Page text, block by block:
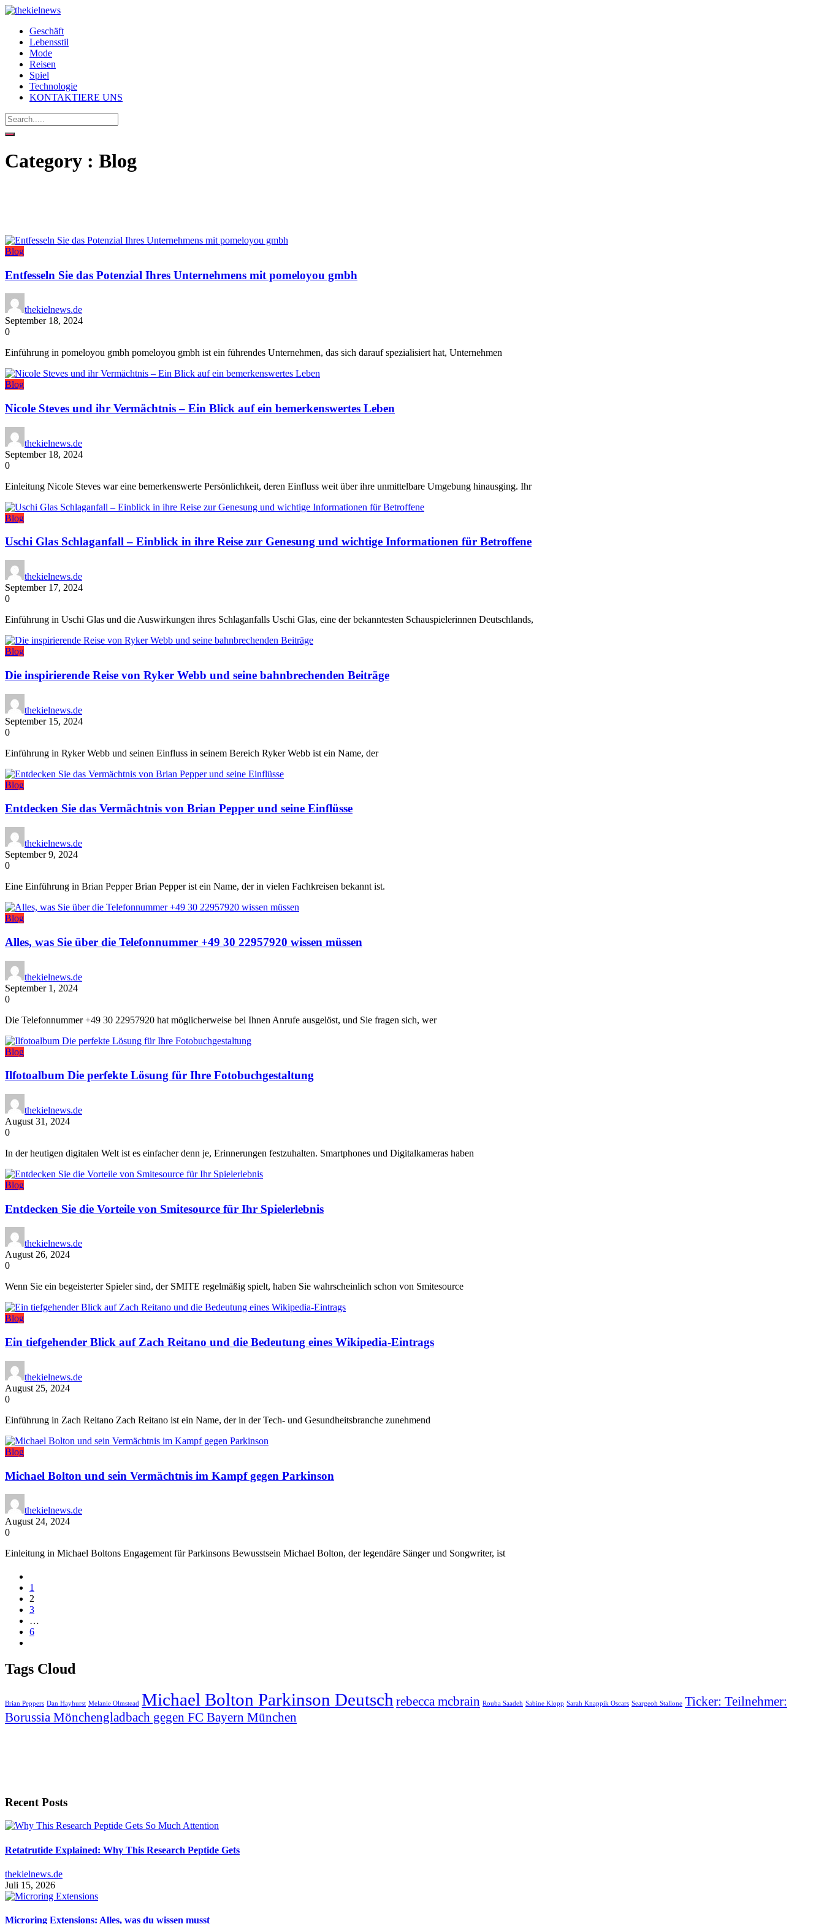
Geschäft
Lebensstil
Mode
Reisen
Spiel
Technologie
KONTAKTIERE UNS
Category : Blog
Blog
Entfesseln Sie das Potenzial Ihres Unternehmens mit pomeloyou gmbh
thekielnews.de
September 18, 2024
0
Einführung in pomeloyou gmbh pomeloyou gmbh ist ein führendes Unternehmen, das sich darauf spezialisiert hat, Unternehmen
Blog
Nicole Steves und ihr Vermächtnis – Ein Blick auf ein bemerkenswertes Leben
thekielnews.de
September 18, 2024
0
Einleitung Nicole Steves war eine bemerkenswerte Persönlichkeit, deren Einfluss weit über ihre unmittelbare Umgebung hinausging. Ihr
Blog
Uschi Glas Schlaganfall – Einblick in ihre Reise zur Genesung und wichtige Informationen für Betroffene
thekielnews.de
September 17, 2024
0
Einführung in Uschi Glas und die Auswirkungen ihres Schlaganfalls Uschi Glas, eine der bekanntesten Schauspielerinnen Deutschlands,
Blog
Die inspirierende Reise von Ryker Webb und seine bahnbrechenden Beiträge
thekielnews.de
September 15, 2024
0
Einführung in Ryker Webb und seinen Einfluss in seinem Bereich Ryker Webb ist ein Name, der
Blog
Entdecken Sie das Vermächtnis von Brian Pepper und seine Einflüsse
thekielnews.de
September 9, 2024
0
Eine Einführung in Brian Pepper Brian Pepper ist ein Name, der in vielen Fachkreisen bekannt ist.
Blog
Alles, was Sie über die Telefonnummer +49 30 22957920 wissen müssen
thekielnews.de
September 1, 2024
0
Die Telefonnummer +49 30 22957920 hat möglicherweise bei Ihnen Anrufe ausgelöst, und Sie fragen sich, wer
Blog
Ilfotoalbum Die perfekte Lösung für Ihre Fotobuchgestaltung
thekielnews.de
August 31, 2024
0
In der heutigen digitalen Welt ist es einfacher denn je, Erinnerungen festzuhalten. Smartphones und Digitalkameras haben
Blog
Entdecken Sie die Vorteile von Smitesource für Ihr Spielerlebnis
thekielnews.de
August 26, 2024
0
Wenn Sie ein begeisterter Spieler sind, der SMITE regelmäßig spielt, haben Sie wahrscheinlich schon von Smitesource
Blog
Ein tiefgehender Blick auf Zach Reitano und die Bedeutung eines Wikipedia-Eintrags
thekielnews.de
August 25, 2024
0
Einführung in Zach Reitano Zach Reitano ist ein Name, der in der Tech- und Gesundheitsbranche zunehmend
Blog
Michael Bolton und sein Vermächtnis im Kampf gegen Parkinson
thekielnews.de
August 24, 2024
0
Einleitung in Michael Boltons Engagement für Parkinsons Bewusstsein Michael Bolton, der legendäre Sänger und Songwriter, ist
1
2
3
…
6
Tags Cloud
Brian Peppers Dan Hayhurst Melanie Olmstead Michael Bolton Parkinson Deutsch rebecca mcbrain Rouba Saadeh Sabine Klopp Sarah Knappik Oscars Seargeoh Stallone Ticker: Teilnehmer:
Borussia Mönchengladbach gegen FC Bayern München
Recent Posts
Retatrutide Explained: Why This Research Peptide Gets
thekielnews.de
Juli 15, 2026
Microring Extensions: Alles, was du wissen musst